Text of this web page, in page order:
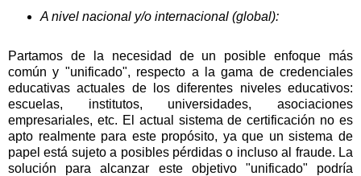
A nivel nacional y/o internacional (global):
Partamos de la necesidad de un posible enfoque más
común y "unificado", respecto a la gama de credenciales
educativas actuales de los diferentes niveles educativos:
escuelas, institutos, universidades, asociaciones
empresariales, etc. El actual sistema de certificación no es
apto realmente para este propósito, ya que un sistema de
papel está sujeto a posibles pérdidas o incluso al fraude. La
solución para alcanzar este objetivo "unificado" podría